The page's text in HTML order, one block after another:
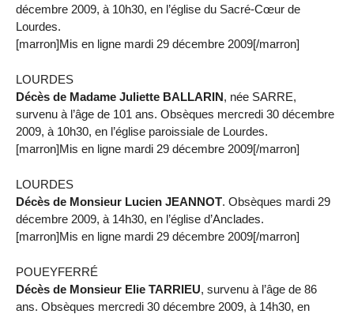
décembre 2009, à 10h30, en l’église du Sacré-Cœur de
Lourdes.
[marron]Mis en ligne mardi 29 décembre 2009[/marron]
LOURDES
Décès de Madame Juliette BALLARIN, née SARRE,
survenu à l’âge de 101 ans. Obsèques mercredi 30 décembre
2009, à 10h30, en l’église paroissiale de Lourdes.
[marron]Mis en ligne mardi 29 décembre 2009[/marron]
LOURDES
Décès de Monsieur Lucien JEANNOT. Obsèques mardi 29
décembre 2009, à 14h30, en l’église d’Anclades.
[marron]Mis en ligne mardi 29 décembre 2009[/marron]
POUEYFERRÉ
Décès de Monsieur Elie TARRIEU, survenu à l’âge de 86
ans. Obsèques mercredi 30 décembre 2009, à 14h30, en